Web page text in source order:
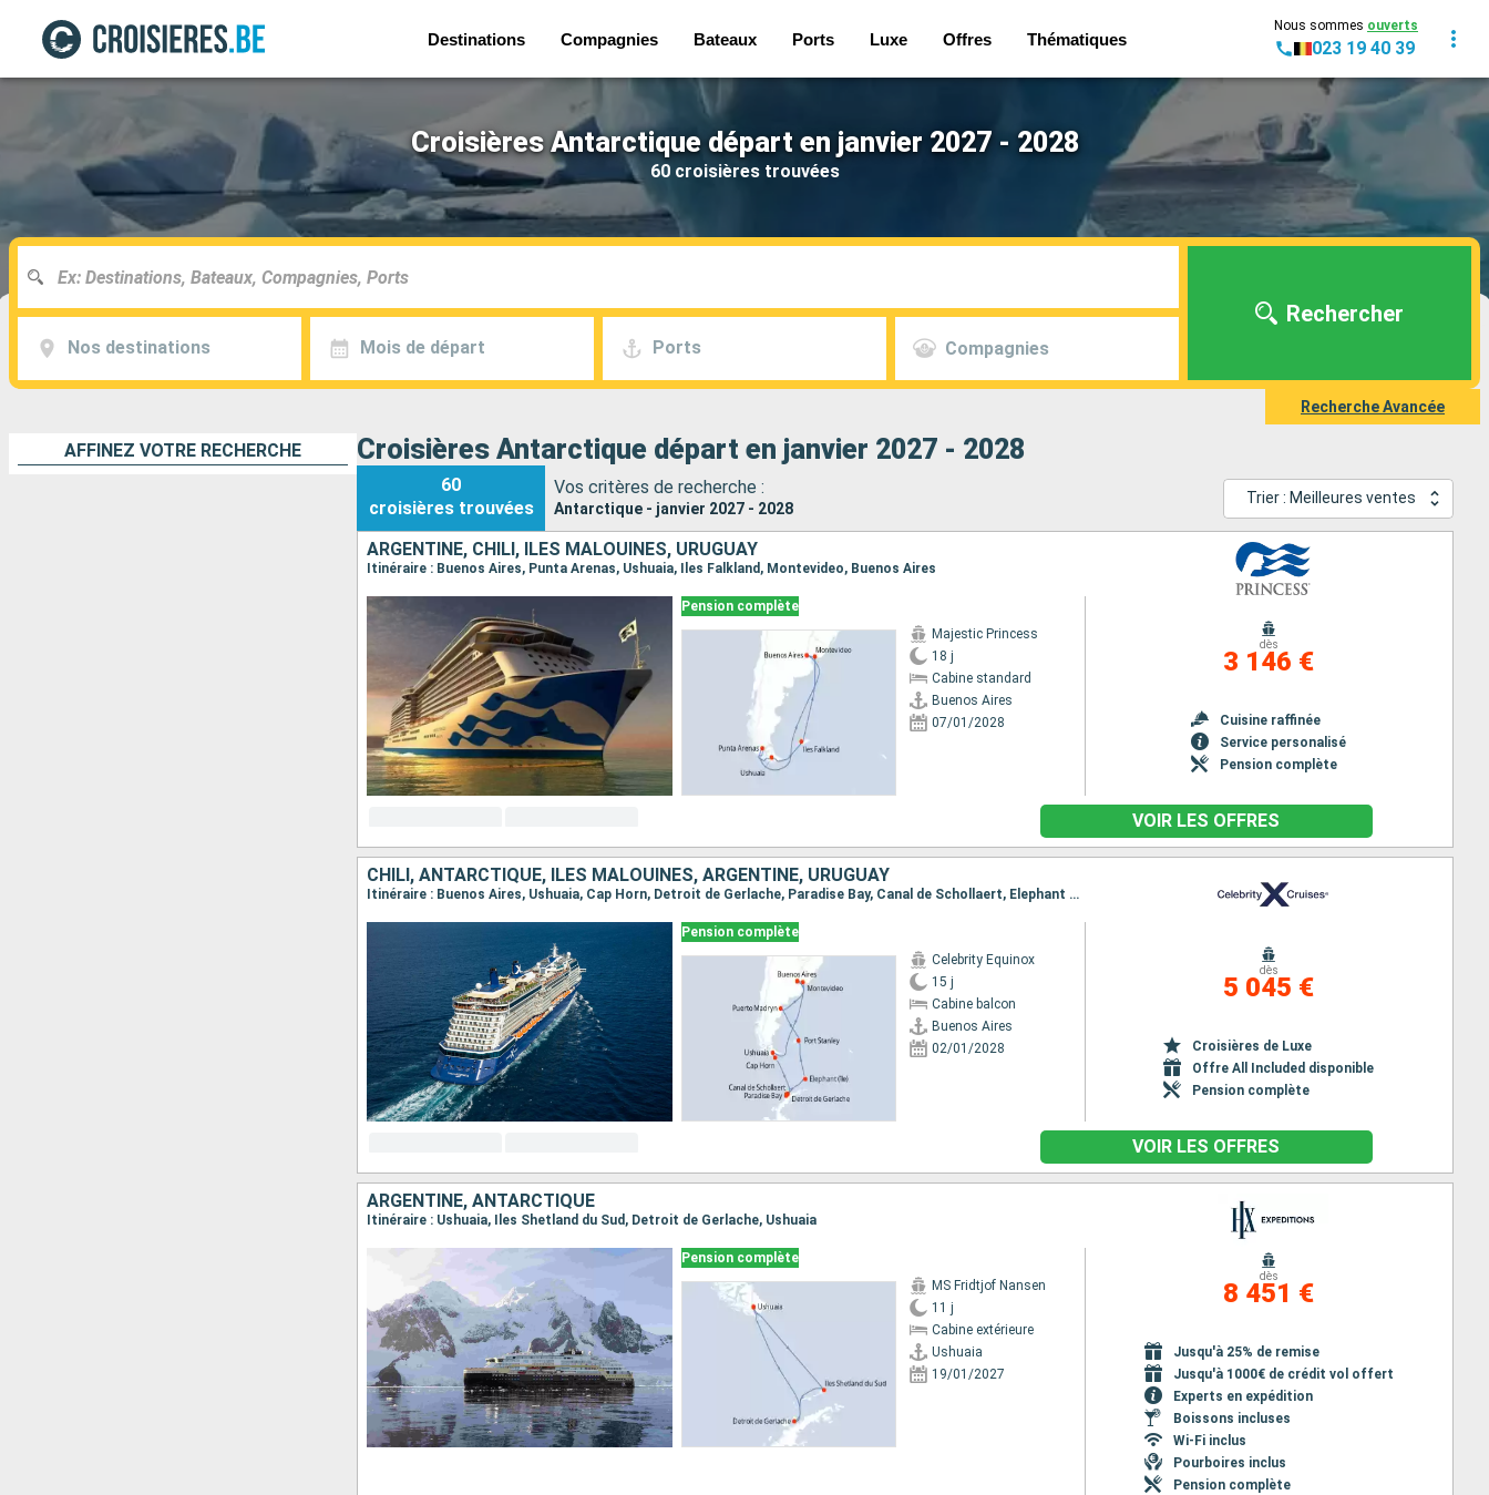
Destinations Compagnies Bateaux Ports Luxe Offres Thématiques
Nous sommes ouverts
023 19 40 39
Croisières Antarctique départ en janvier 2027 - 2028
60 croisières trouvées
Nos destinations Mois de départ Ports Compagnies
Rechercher
Recherche Avancée
AFFINEZ VOTRE RECHERCHE Croisières Antarctique départ en janvier 2027 - 2028
60
croisières trouvées
Vos critères de recherche :
Antarctique - janvier 2027 - 2028
Trier : Meilleures ventes
ARGENTINE, CHILI, ÎLES MALOUINES, URUGUAY
Itinéraire : Buenos Aires, Punta Arenas, Ushuaia, Iles Falkland, Montevideo, Buenos Aires
Pension complète
Majestic Princess
18 j
Cabine standard
Buenos Aires
07/01/2028
dès
3 146 €
Cuisine raffinée
Service personalisé
Pension complète
VOIR LES OFFRES
CHILI, ANTARCTIQUE, ÎLES MALOUINES, ARGENTINE, URUGUAY
Itinéraire : Buenos Aires, Ushuaia, Cap Horn, Detroit de Gerlache, Paradise Bay, Canal de Schollaert, Elephant (île), Port Stanley, Puerto Madryn, Montevideo, Buenos Aires
Pension complète
Celebrity Equinox
15 j
Cabine balcon
Buenos Aires
02/01/2028
dès
5 045 €
Croisières de Luxe
Offre All Included disponible
Pension complète
VOIR LES OFFRES
ARGENTINE, ANTARCTIQUE
Itinéraire : Ushuaia, Iles Shetland du Sud, Detroit de Gerlache, Ushuaia
Pension complète
MS Fridtjof Nansen
11 j
Cabine extérieure
Ushuaia
19/01/2027
dès
8 451 €
Jusqu'à 25% de remise
Jusqu'à 1000€ de crédit vol offert
Experts en expédition
Boissons incluses
Wi-Fi inclus
Pourboires inclus
Pension complète